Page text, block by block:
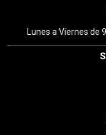
Lunes a Viernes de